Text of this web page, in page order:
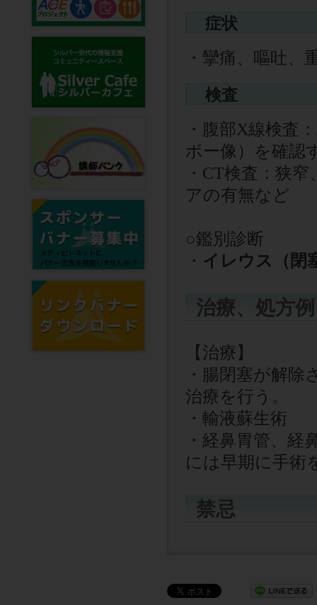
症状
・攣痛、嘔吐、
検査
・腹部X線検査
ボー像）を確認
・ CT検査：狭窄
アの有無など
○鑑別診断
・ イレウス（閉
治療、処方例
【治療】
・腸閉塞が解
治療を行う。
・輸液蘇生術
・経鼻胃管、経
には早期に手術
禁忌